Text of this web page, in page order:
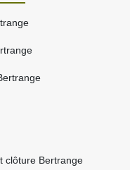
clôture Bertrange